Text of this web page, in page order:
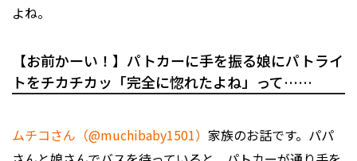
よね。
【お前かーい！】パトカーに手を振る娘にパトライ
トをチカチカッ「完全に惚れたよね」って……
ムチコさん（@muchibaby1501） 家族のお話です。パパ